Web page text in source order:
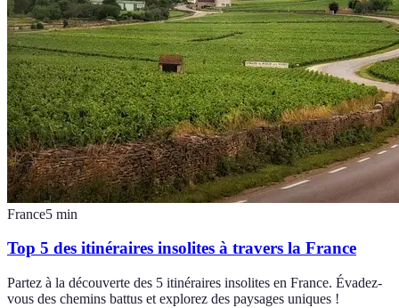
France5 min
Top 5 des itinéraires insolites à travers la France
Partez à la découverte des 5 itinéraires insolites en France. Évadez-
vous des chemins battus et explorez des paysages uniques !